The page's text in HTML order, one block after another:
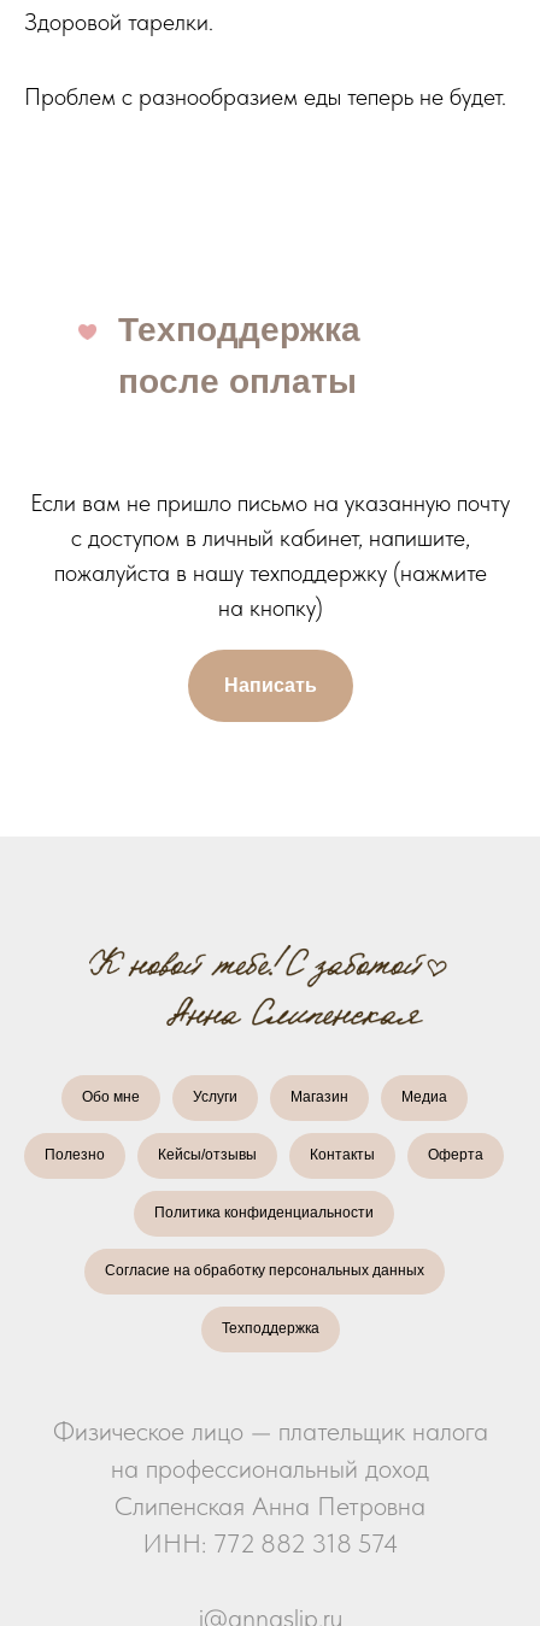
Здоровой тарелки.
Проблем с разнообразием еды теперь не будет.
Техподдержка
после оплаты
Если вам не пришло письмо на указанную почту
с доступом в личный кабинет, напишите,
пожалуйста в нашу техподдержку (нажмите
на кнопку)
Написать
Обо мне Услуги Магазин Медиа
Полезно Кейсы/отзывы Контакты Оферта
Политика конфиденциальности
Согласие на обработку персональных данных
Техподдержка
Физическое лицо — плательщик налога
на профессиональный доход
Слипенская Анна Петровна
ИНН: 772 882 318 574
i@annaslip.ru